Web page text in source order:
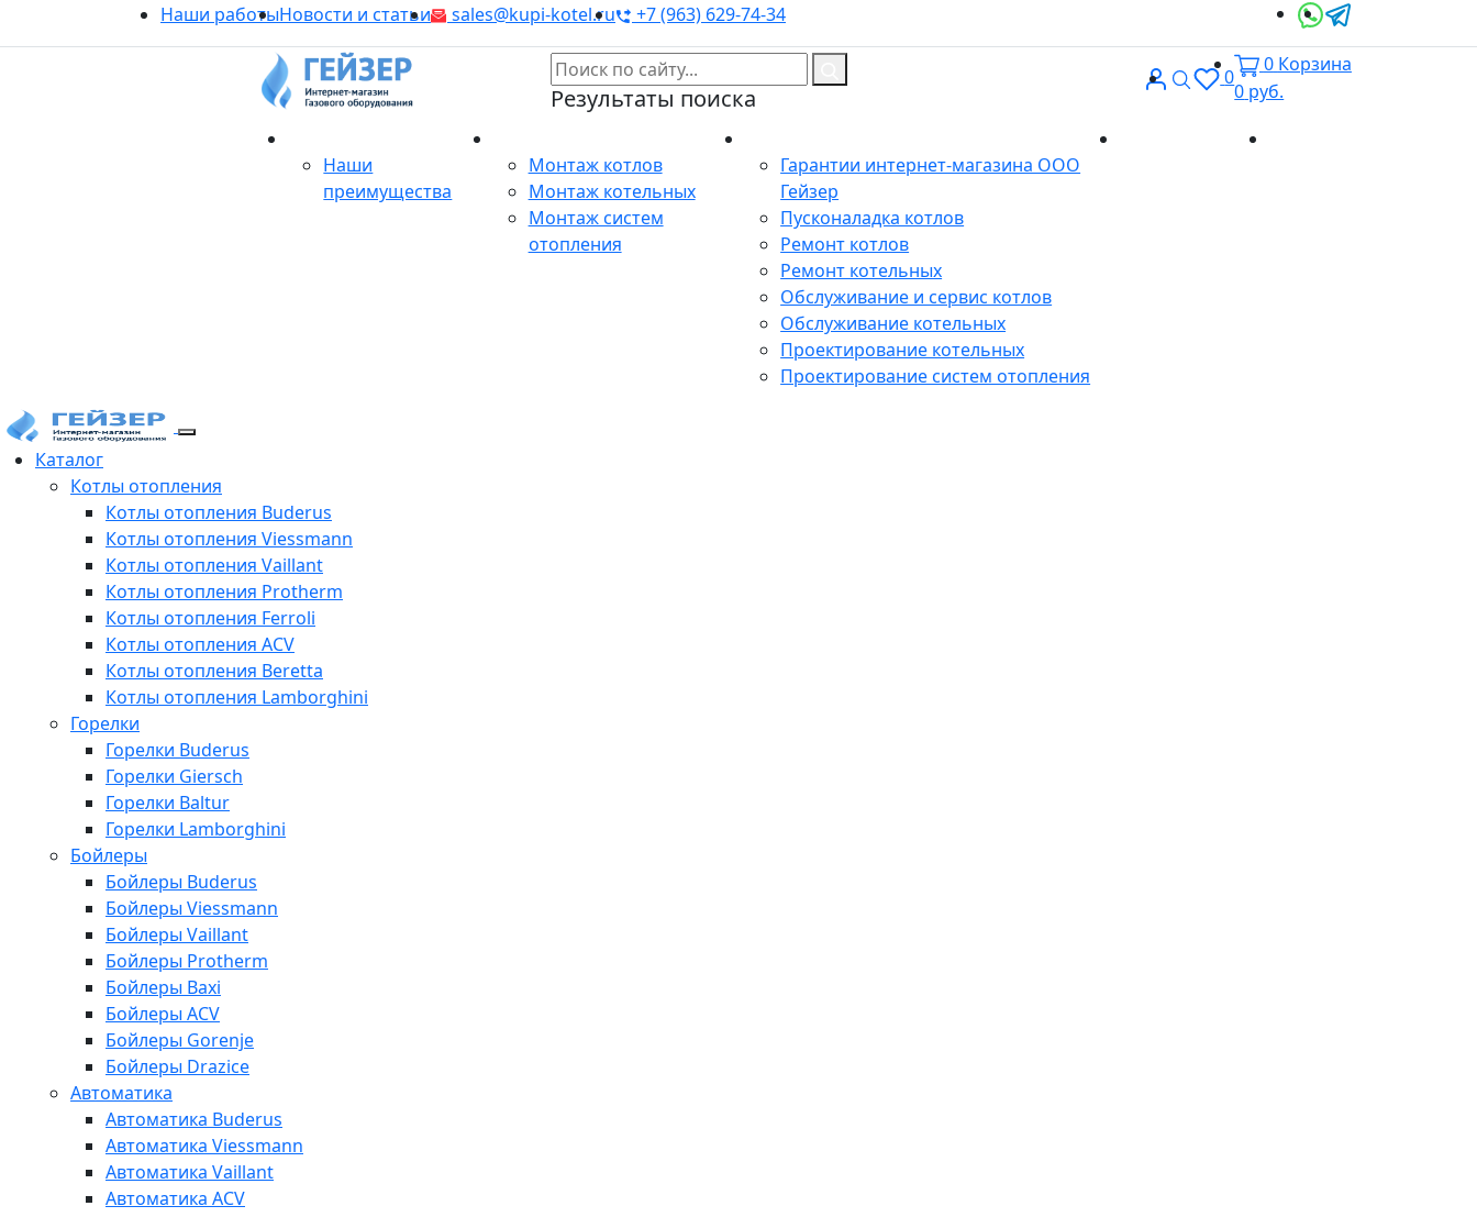
Наши работыНовости и статьи sales@kupi-kotel.ru +7 (963) 629-74-34
Результаты поиска
ВходПоиск
0
0 Корзина
0 руб.
Наши
преимущества
Монтаж котлов
Монтаж котельных
Монтаж систем
отопления
Гарантии интернет-магазина ООО
Гейзер
Пусконаладка котлов
Ремонт котлов
Ремонт котельных
Обслуживание и сервис котлов
Обслуживание котельных
Проектирование котельных
Проектирование систем отопления
Каталог
Котлы отопления
Котлы отопления Buderus
Котлы отопления Viessmann
Котлы отопления Vaillant
Котлы отопления Protherm
Котлы отопления Ferroli
Котлы отопления ACV
Котлы отопления Beretta
Котлы отопления Lamborghini
Горелки
Горелки Buderus
Горелки Giersch
Горелки Baltur
Горелки Lamborghini
Бойлеры
Бойлеры Buderus
Бойлеры Viessmann
Бойлеры Vaillant
Бойлеры Protherm
Бойлеры Baxi
Бойлеры ACV
Бойлеры Gorenje
Бойлеры Drazice
Автоматика
Автоматика Buderus
Автоматика Viessmann
Автоматика Vaillant
Автоматика ACV